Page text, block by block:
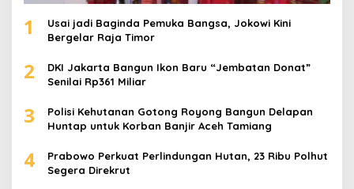
1
Usai jadi Baginda Pemuka Bangsa, Jokowi Kini
Bergelar Raja Timor
2
DKI Jakarta Bangun Ikon Baru “Jembatan Donat”
Senilai Rp361 Miliar
3
Polisi Kehutanan Gotong Royong Bangun Delapan
Huntap untuk Korban Banjir Aceh Tamiang
4
Prabowo Perkuat Perlindungan Hutan, 23 Ribu Polhut
Segera Direkrut